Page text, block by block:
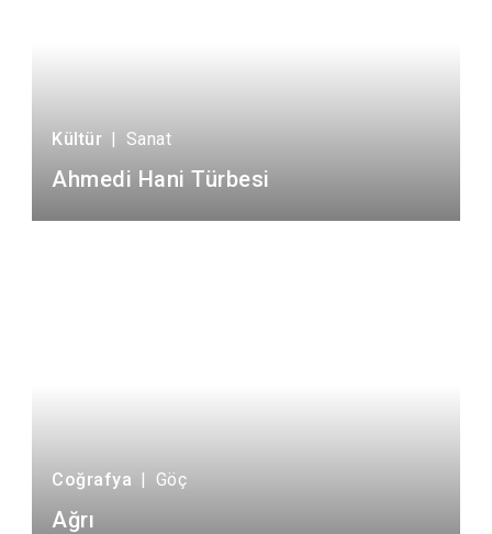
Kültür | Sanat
Ahmedi Hani Türbesi
Coğrafya | Göç
Ağrı